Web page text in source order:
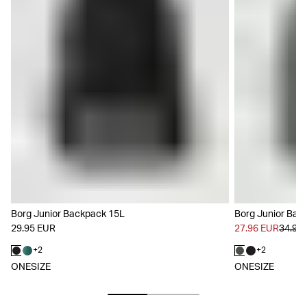
Borg Junior Backpack 15L
29.95 EUR
+2
ONESIZE
Borg Junior
27.96 EUR34.95
+2
ONESIZE